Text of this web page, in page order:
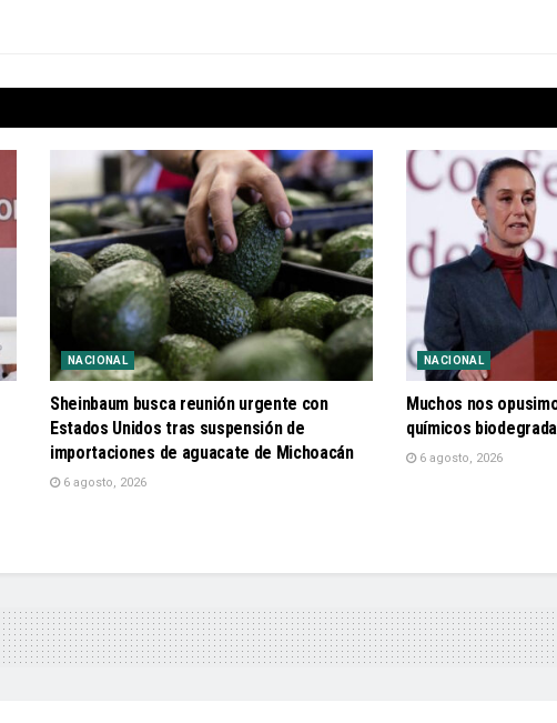
NACIONAL
Sheinbaum busca reunión urgente con
Estados Unidos tras suspensión de
importaciones de aguacate de Michoacán
6 agosto, 2026
NACIONAL
Muchos nos
químicos
6 agosto, 2026